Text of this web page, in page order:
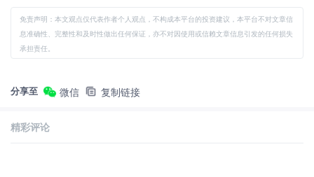
免责声明：本文观点仅代表作者个人观点，不构成本平台的投资建议，本平台不对文章信
息准确性、完整性和及时性做出任何保证，亦不对因使用或信赖文章信息引发的任何损失
承担责任。
分享至 微信 复制链接
精彩评论